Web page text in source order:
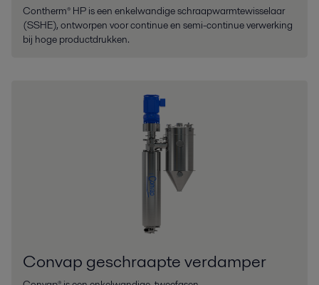
Contherm® HP is een enkelwandige schraapwarmtewisselaar
(SSHE), ontworpen voor continue en semi-continue verwerking
bij hoge productdrukken.
Convap geschraapte verdamper